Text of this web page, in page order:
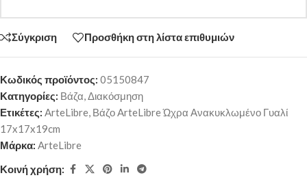
Σύγκριση Προσθήκη στη λίστα επιθυμιών
Κωδικός προϊόντος: 05150847
Κατηγορίες: Βάζα,Διακόσμηση
Ετικέτες: ArteLibre, Βάζο ArteLibre Ώχρα Ανακυκλωμένο Γυαλί
17x17x19cm
Μάρκα: ArteLibre
Κοινή χρήση: